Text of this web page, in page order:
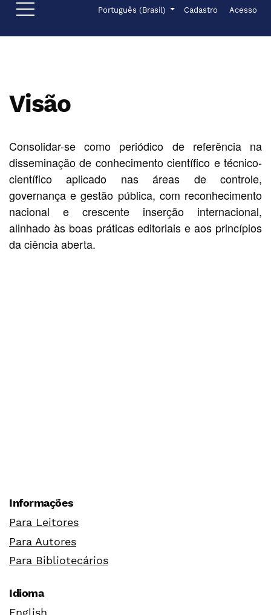
Ir para o menu de navegação principal
Ir para o conteúdo principal
Ir para o rodapé Idioma
Português (Brasil)
Menu de Cadastro Acesso
Visão
Consolidar-se como periódico de referência na
disseminação de conhecimento científico e técnico-
científico aplicado nas áreas de controle,
governança e gestão pública, com reconhecimento
nacional e crescente inserção internacional,
alinhado às boas práticas editoriais e aos princípios
da ciência aberta.
Informações
Para Leitores
Para Autores
Para Bibliotecários
Idioma
English